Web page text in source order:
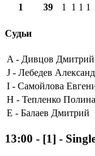
1
39 1 1 1 1
Судьи
A - Дивцов Дмитрий
J - Лебедев
I - Самойлова
H - Тепленко Полина
E - Балаев Дмитрий
13:00 - [1] -